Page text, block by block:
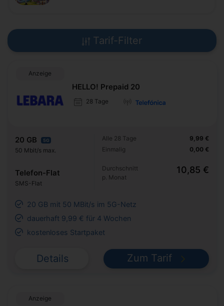
Tarif-Filter
Anzeige
HELLO! Prepaid 20
28 Tage
20 GB 5G
50 Mbit/s max.
Telefon-Flat
SMS-Flat
Alle 28 Tage
Einmalig
9,99 €
0,00 €
Durchschnitt
p. Monat
10,85 €
20 GB mit 50 MBit/s im 5G-Netz
dauerhaft 9,99 € für 4 Wochen
kostenloses Startpaket
Details Zum Tarif
Anzeige